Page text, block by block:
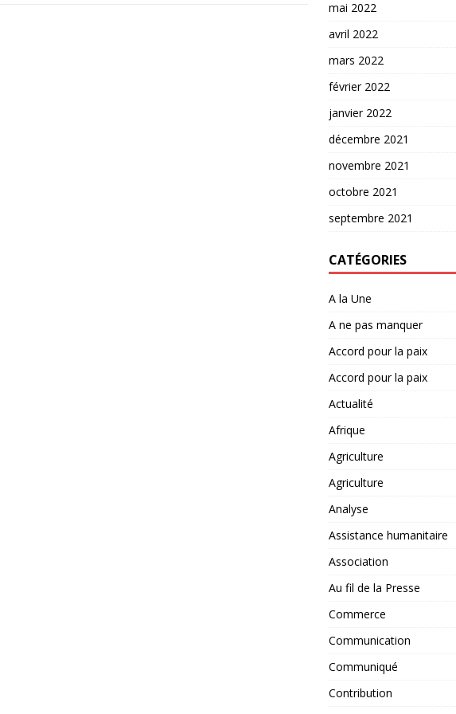
mai 2022
avril 2022
mars 2022
février 2022
janvier 2022
décembre 2021
novembre 2021
octobre 2021
septembre 2021
CATÉGORIES
A la Une
A ne pas manquer
Accord pour la paix
Accord pour la paix
Actualité
Afrique
Agriculture
Agriculture
Analyse
Assistance humanitaire
Association
Au fil de la Presse
Commerce
Communication
Communiqué
Contribution